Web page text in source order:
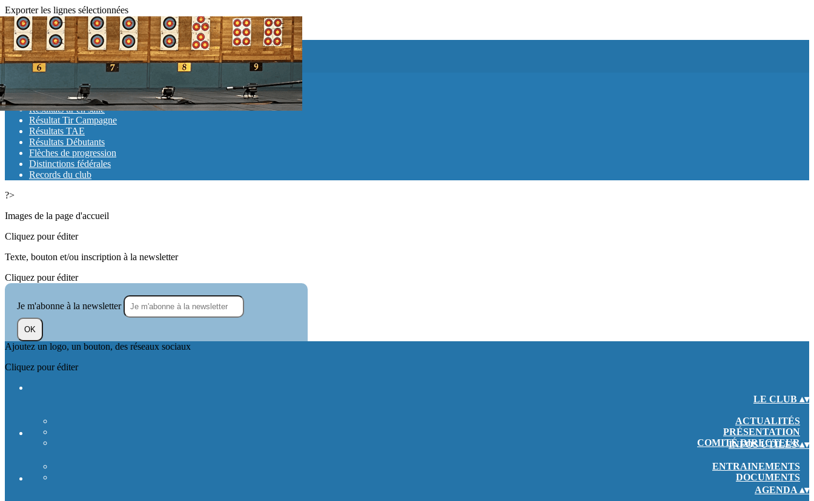
Exporter les lignes sélectionnées
Exporter toutes les colonnes
Exporter uniquement les colonnes affichées
Menu
>
Résultats tir en salle
Résultat Tir Campagne
Résultats TAE
Résultats Débutants
Flèches de progression
Distinctions fédérales
Records du club
?>
Images de la page d'accueil
Cliquez pour éditer
Texte, bouton et/ou inscription à la newsletter
Cliquez pour éditer
Je m'abonne à la newsletter
OK
Ajoutez un logo, un bouton, des réseaux sociaux
Cliquez pour éditer
LE CLUB ▴▾
ACTUALITÉS
PRÉSENTATION
COMITÉ DIRECTEUR
INFOS UTILES▴▾
ENTRAINEMENTS
DOCUMENTS
AGENDA ▴▾